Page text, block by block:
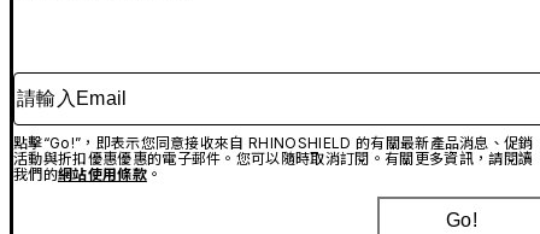
請輸入Email
點擊“Go!”，即表示您同意接收來自 RHINOSHIELD 的有關最新產品消息、促銷
活動與折扣優惠優惠的電子郵件。您可以隨時取消訂閱。有關更多資訊，請閱讀
我們的網站使用條款。
Go!